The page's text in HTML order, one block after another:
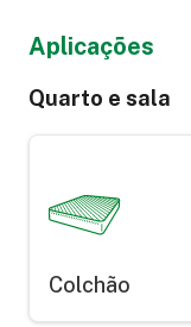
Aplicações
Quarto e sala
Colchão